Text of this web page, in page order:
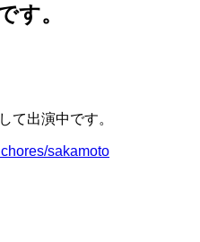
す。
出演中です。
sakamoto